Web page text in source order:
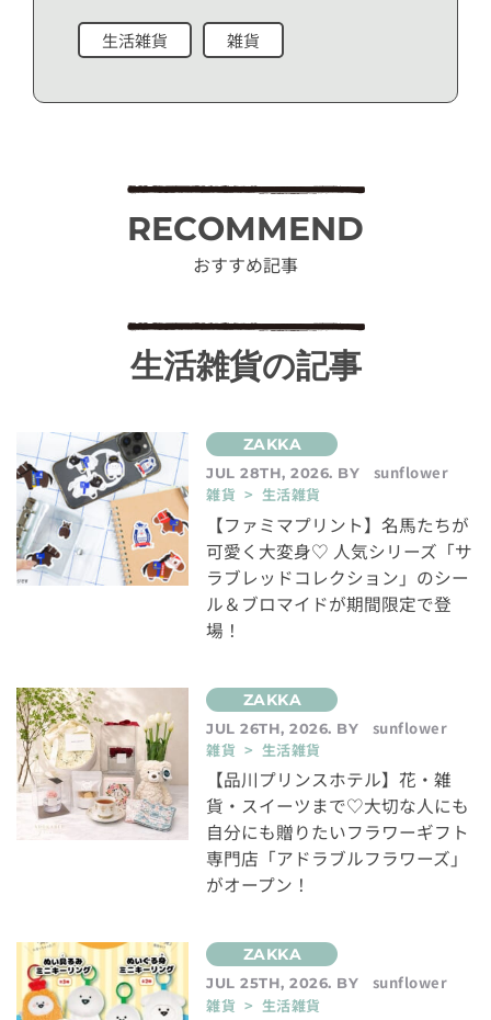
生活雑貨 雑貨
RECOMMEND
おすすめ記事
生活雑貨の記事
JUL 28TH, 2026. BY
sunflower
雑貨 > 生活雑貨
【ファミマプリント】名馬たちが
可愛く大変身♡ 人気シリーズ「サ
ラブレッドコレクション」のシー
ル＆ブロマイドが期間限定で登
場！
JUL 26TH, 2026. BY
sunflower
雑貨 > 生活雑貨
【品川プリンスホテル】花・雑
貨・スイーツまで♡大切な人にも
自分にも贈りたいフラワーギフト
専門店「アドラブルフラワーズ」
がオープン！
JUL 25TH, 2026. BY
sunflower
雑貨 > 生活雑貨